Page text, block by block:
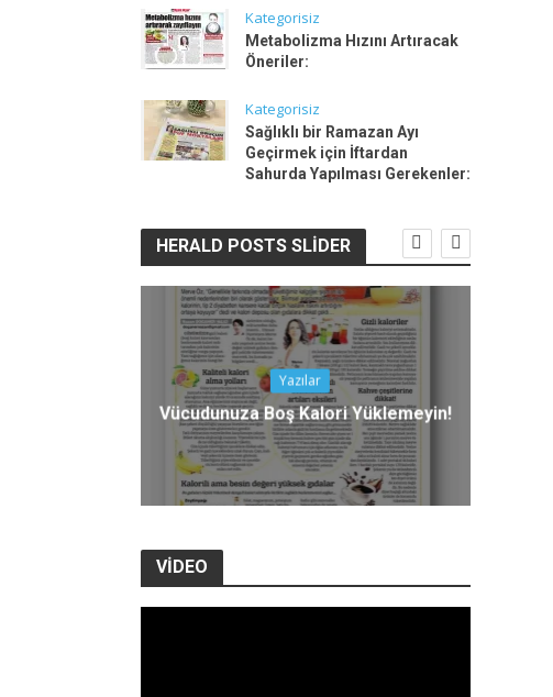
Kategorisiz
Metabolizma Hızını Artıracak
Öneriler:
Kategorisiz
Sağlıklı bir Ramazan Ayı
Geçirmek için İftardan
Sahurda Yapılması Gerekenler:
HERALD POSTS SLIDER
Yazılar
Vücudunuza Boş Kalori Yüklemeyin!
VIDEO